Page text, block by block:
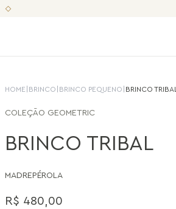
HOME BRINCO BRINCO PEQUENO BRINCO TRIBAL
COLEÇÃO GEOMETRIC
BRINCO TRIBAL
MADREPÉROLA
R$ 480,00